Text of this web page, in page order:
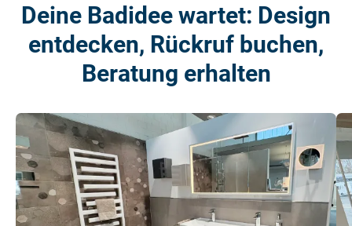
Deine Badidee wartet: Design
entdecken, Rückruf buchen,
Beratung erhalten